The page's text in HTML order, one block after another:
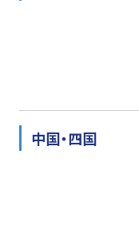
中国・四国